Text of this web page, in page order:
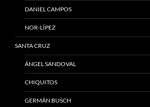
DANIEL CAMPOS
NOR-LÍPEZ
SANTA CRUZ
ÁNGEL SANDOVAL
CHIQUITOS
GERMÁN BUSCH